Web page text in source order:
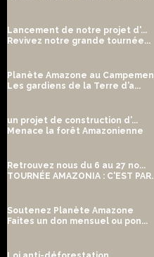
Lancement de notre projet d'...
Revivez notre grande tournée...
Planète Amazone au
Les gardiens de la Terre d’a...
un projet de construction d’...
Menace la forêt Amazonienne
Retrouvez nous du 6 au 27 no...
TOURNÉE AMAZONIA : C'EST
Soutenez Planète Amazone
Faites un don mensuel ou pon...